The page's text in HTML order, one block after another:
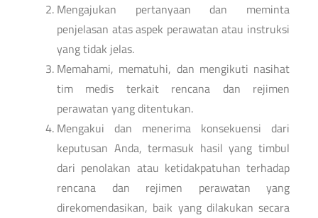
Mengajukan pertanyaan dan meminta
penjelasan atas aspek perawatan atau instruksi
yang tidak jelas.
Memahami, mematuhi, dan mengikuti nasihat
tim medis terkait rencana dan rejimen
perawatan yang ditentukan.
Mengakui dan menerima konsekuensi dari
keputusan Anda, termasuk hasil yang timbul
dari penolakan atau ketidakpatuhan terhadap
rencana dan rejimen perawatan yang
direkomendasikan, baik yang dilakukan secara